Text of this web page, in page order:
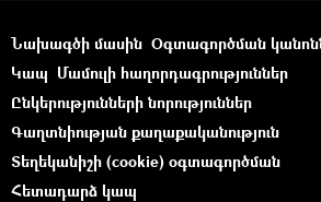
Նախագծի մասին Օգտագործման
Կապ Մամուլի հաղորդագրություններ
Ընկերությունների նորություններ
Գաղտնիության քաղաքականություն
Տեղեկանիշի (cookie) օգտագործման
Հետադարձ կապ